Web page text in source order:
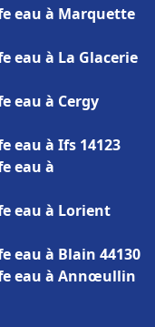
eau à Marquette
eau à La Glacerie
eau à Cergy
eau à Ifs 14123
eau à
eau à Lorient
eau à Blain 44130
eau à Annœullin